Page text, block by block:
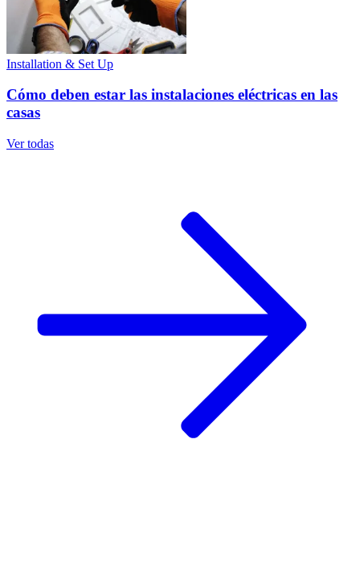
Installation & Set Up
Cómo deben estar las instalaciones eléctricas en las
casas
Ver todas